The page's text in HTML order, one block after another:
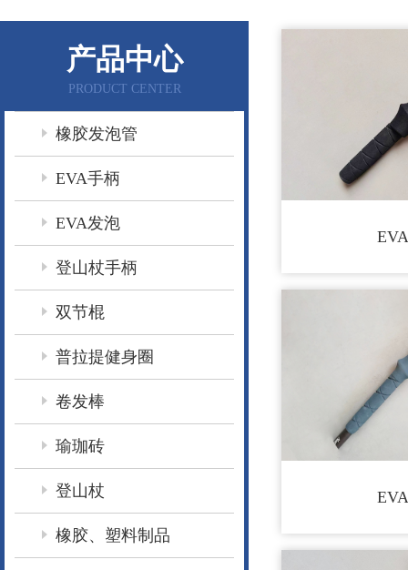
产品中心
PRODUCT CENTER
橡胶发泡管
EVA手柄
EVA发泡
登山杖手柄
双节棍
普拉提健身圈
卷发棒
瑜珈砖
登山杖
橡胶、塑料制品